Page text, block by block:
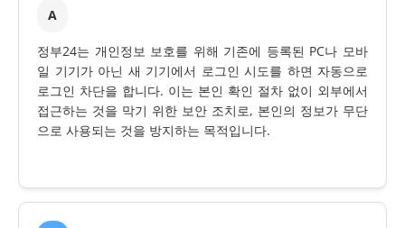
A
정부24는 개인정보 보호를 위해 기존에 등록된 PC나 모바
일 기기가 아닌 새 기기에서 로그인 시도를 하면 자동으로
로그인 차단을 합니다. 이는 본인 확인 절차 없이 외부에서
접근하는 것을 막기 위한 보안 조치로, 본인의 정보가 무단
으로 사용되는 것을 방지하는 목적입니다.